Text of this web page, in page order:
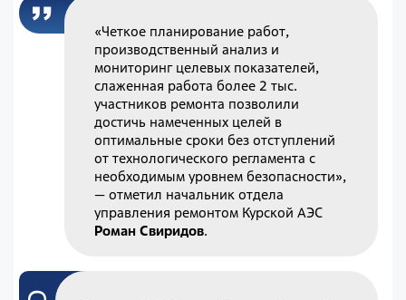
«Четкое планирование работ,
производственный анализ и
мониторинг целевых показателей,
слаженная работа более 2 тыс.
участников ремонта позволили
достичь намеченных целей в
оптимальные сроки без отступлений
от технологического регламента с
необходимым уровнем безопасности»,
— отметил начальник отдела
управления ремонтом Курской АЭС
Роман Свиридов.